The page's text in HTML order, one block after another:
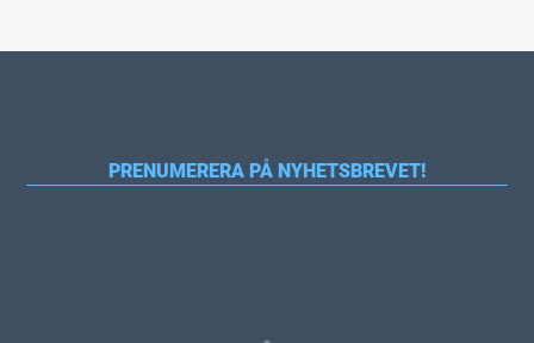
PRENUMERERA PÅ NYHETSBREVET!